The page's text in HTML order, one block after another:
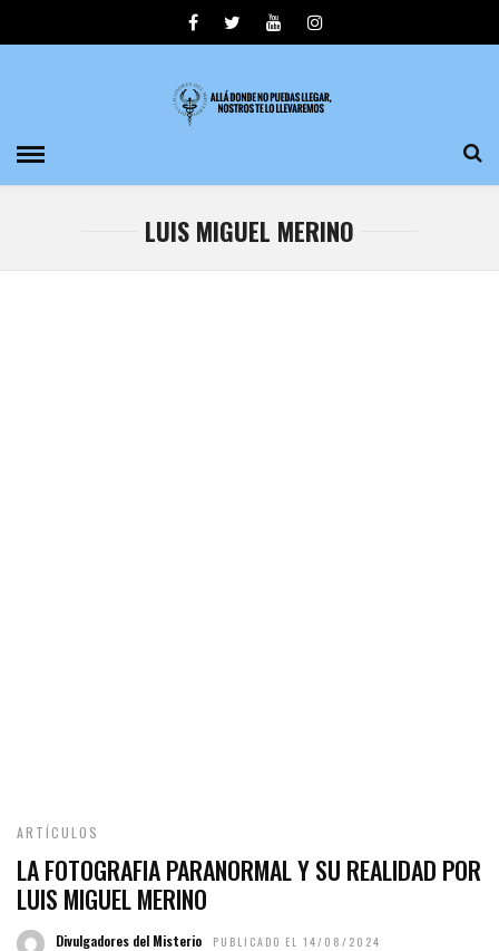
LUIS MIGUEL MERINO
ARTÍCULOS
LA FOTOGRAFIA PARANORMAL Y SU REALIDAD POR
LUIS MIGUEL MERINO
Divulgadores del Misterio PUBLICADO EL 14/08/2024